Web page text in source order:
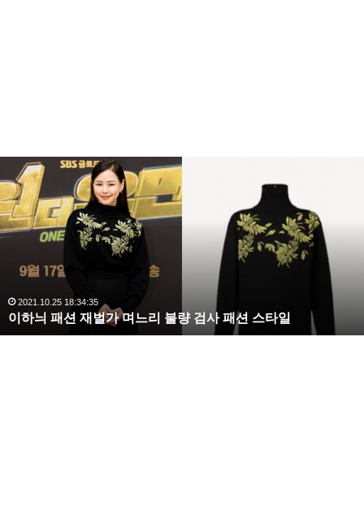
하
늬
패
션
며
느
리
2021.10.25 18:34:35
이하늬 패션 재벌가 며느리 불량 검사 패션 스타일